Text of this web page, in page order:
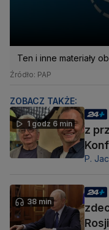
Ten i inne materiały
Źródło: PAP
ZOBACZ TAKŻE:
1 godz 6 min
z
P.
38 min